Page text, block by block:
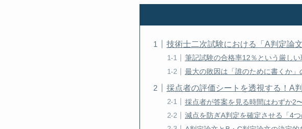
技術士二次試験における「A判定論
筆記試験の合格率12％という厳しい
最大の敗因は「誰のために書くか」
採点者の評価シートを透視する！A
採点者が答案を見る時間はわずか2
減点を防ぎA判定を確定させる「4つ